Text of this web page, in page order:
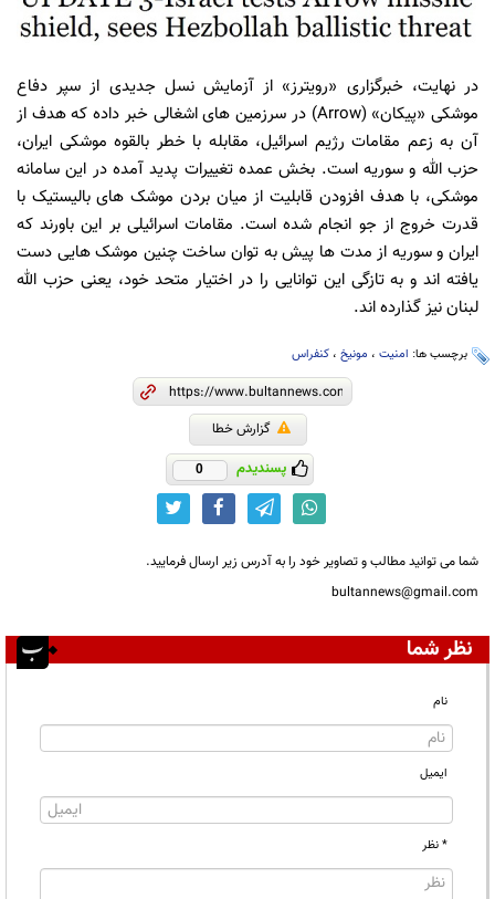
در نهایت، خبرگزاری «رویترز» از آزمایش نسل جدیدی از سپر دفاع
موشکی «پیکان» (Arrow) در سرزمین های اشغالی خبر داده که هدف از
آن به زعم مقامات رژیم اسرائیل، مقابله با خطر بالقوه موشکی ایران،
حزب الله و سوریه است. بخش عمده تغییرات پدید آمده در این سامانه
موشکی، با هدف افزودن قابلیت از میان بردن موشک های بالیستیک با
قدرت خروج از جو انجام شده است. مقامات اسرائیلی بر این باورند که
ایران و سوریه از مدت ها پیش به توان ساخت چنین موشک هایی دست
یافته اند و به تازگی این توانایی را در اختیار متحد خود، یعنی حزب الله
لبنان نیز گذارده اند.
برچسب ها: امنیت ، مونیخ ، کنفراس
گزارش خطا
پسندیدم 0
شما می توانید مطالب و تصاویر خود را به آدرس زیر ارسال فرمایید.
bultannews@gmail.com
نظر شما
نام
ایمیل
* نظر